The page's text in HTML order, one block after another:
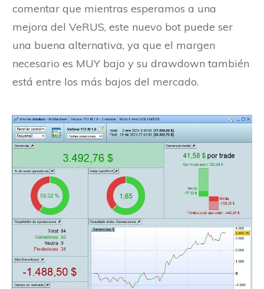
comentar que mientras esperamos a una
mejora del VeRUS, este nuevo bot puede ser
una buena alternativa, ya que el margen
necesario es MUY bajo y su drawdown también
está entre los más bajos del mercado.